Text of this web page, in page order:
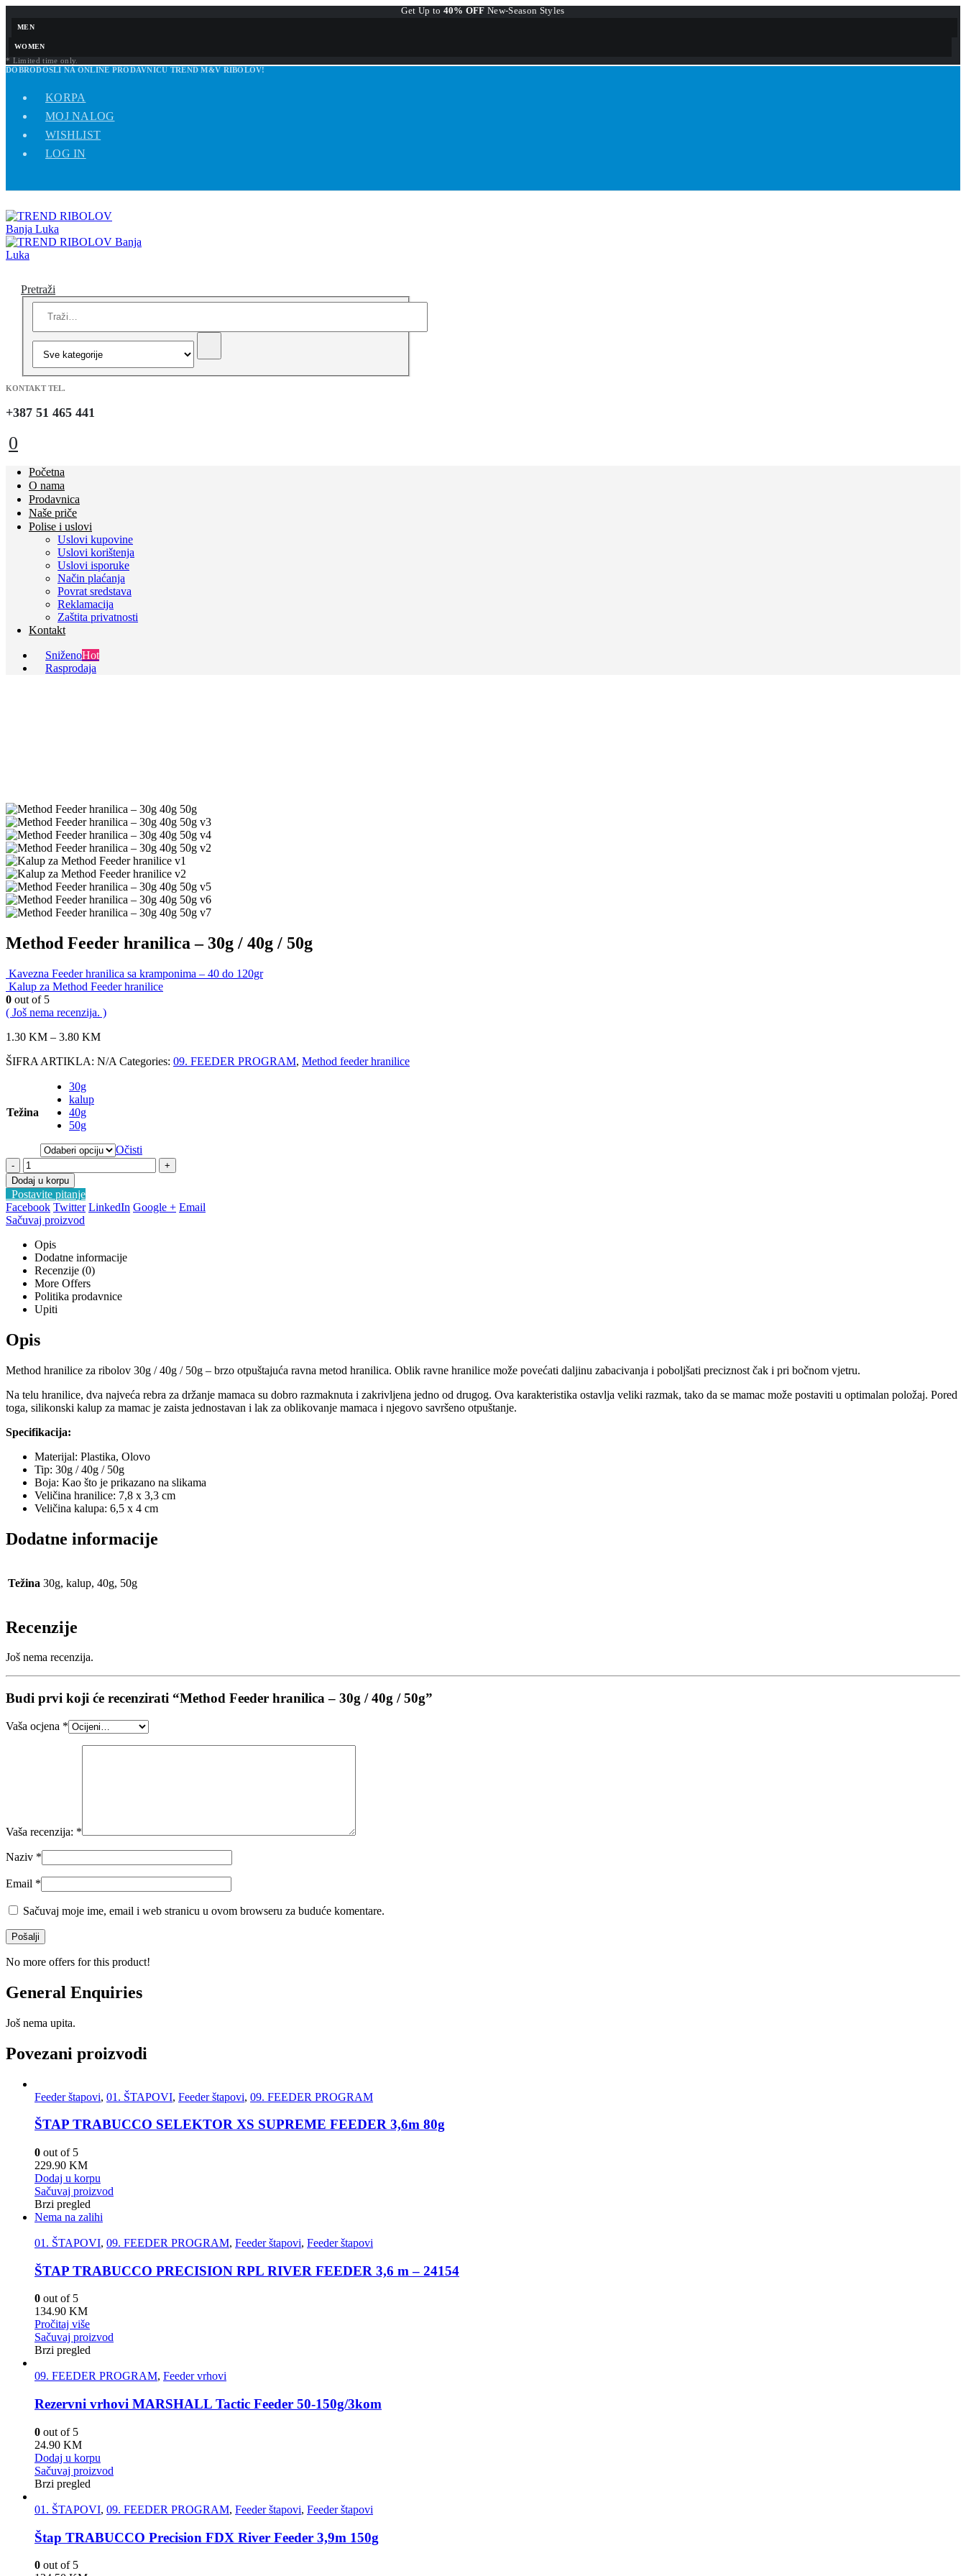
Get Up to 40% OFF New-Season Styles
MEN
WOMEN
* Limited time only.
DOBRODOŠLI NA ONLINE PRODAVNICU TREND M&V RIBOLOV!
KORPA
MOJ NALOG
WISHLIST
LOG IN
Pretraži
KONTAKT TEL.
+387 51 465 441
0
Početna
O nama
Prodavnica
Naše priče
Polise i uslovi
Uslovi kupovine
Uslovi korištenja
Uslovi isporuke
Način plaćanja
Povrat sredstava
Reklamacija
Zaštita privatnosti
Kontakt
SniženoHot
Rasprodaja
Method Feeder hranilica – 30g / 40g / 50g
Kavezna Feeder hranilica sa kramponima – 40 do 120gr
Kalup za Method Feeder hranilice
0 out of 5
( Još nema recenzija. )
1.30 KM – 3.80 KM
ŠIFRA ARTIKLA: N/A Categories: 09. FEEDER PROGRAM, Method feeder hranilice
Težina
30g
kalup
40g
50g
Očisti
-
+
Dodaj u korpu
Postavite pitanje
Facebook Twitter LinkedIn Google + Email
Sačuvaj proizvod
Opis
Dodatne informacije
Recenzije (0)
More Offers
Politika prodavnice
Upiti
Opis
Method hranilice za ribolov 30g / 40g / 50g – brzo otpuštajuća ravna metod hranilica. Oblik ravne hranilice može povećati daljinu zabacivanja i poboljšati preciznost čak i pri bočnom vjetru.
Na telu hranilice, dva najveća rebra za držanje mamaca su dobro razmaknuta i zakrivljena jedno od drugog. Ova karakteristika ostavlja veliki razmak, tako da se mamac može postaviti u optimalan položaj. Pored
toga, silikonski kalup za mamac je zaista jednostavan i lak za oblikovanje mamaca i njegovo savršeno otpuštanje.
Specifikacija:
Materijal: Plastika, Olovo
Tip: 30g / 40g / 50g
Boja: Kao što je prikazano na slikama
Veličina hranilice: 7,8 x 3,3 cm
Veličina kalupa: 6,5 x 4 cm
Dodatne informacije
Težina 30g, kalup, 40g, 50g
Recenzije
Još nema recenzija.
Budi prvi koji će recenzirati “Method Feeder hranilica – 30g / 40g / 50g”
Vaša ocjena *
Vaša recenzija: *
Naziv *
Email *
Sačuvaj moje ime, email i web stranicu u ovom browseru za buduće komentare.
No more offers for this product!
General Enquiries
Još nema upita.
Povezani proizvodi
Feeder štapovi, 01. ŠTAPOVI, Feeder štapovi, 09. FEEDER PROGRAM
ŠTAP TRABUCCO SELEKTOR XS SUPREME FEEDER 3,6m 80g
0 out of 5
229.90 KM
Dodaj u korpu
Sačuvaj proizvod
Brzi pregled
Nema na zalihi
01. ŠTAPOVI, 09. FEEDER PROGRAM, Feeder štapovi, Feeder štapovi
ŠTAP TRABUCCO PRECISION RPL RIVER FEEDER 3,6 m – 24154
0 out of 5
134.90 KM
Pročitaj više
Sačuvaj proizvod
Brzi pregled
09. FEEDER PROGRAM, Feeder vrhovi
Rezervni vrhovi MARSHALL Tactic Feeder 50-150g/3kom
0 out of 5
24.90 KM
Dodaj u korpu
Sačuvaj proizvod
Brzi pregled
01. ŠTAPOVI, 09. FEEDER PROGRAM, Feeder štapovi, Feeder štapovi
Štap TRABUCCO Precision FDX River Feeder 3,9m 150g
0 out of 5